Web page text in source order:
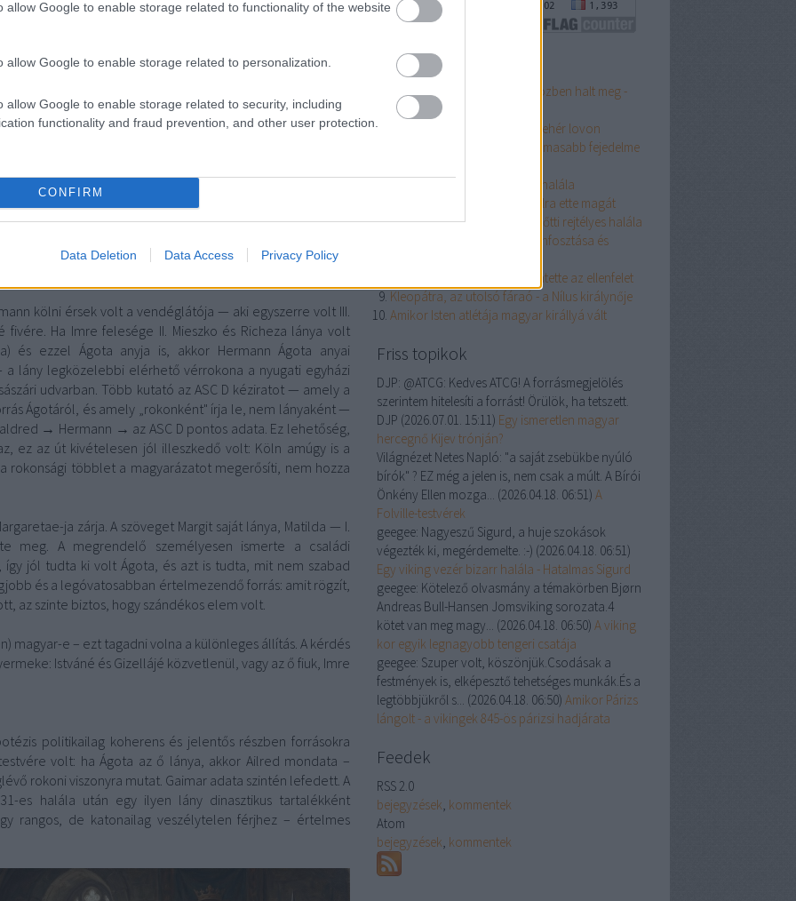
allow Google to enable storage related to functionality of the website
allow Google to enable storage related to personalization.
allow Google to enable storage related to security, including
functionality and fraud prevention, and other user protection.
CONFIRM
Data Deletion Data Access Privacy Policy
kölni érsek volt a vendéglátója — aki egyszerre volt III.
fivére. Ha Imre felesége II. Mieszko és Richeza lánya volt
és ezzel Ágota anyja is, akkor Hermann Ágota anyai
lány legközelebbi elérhető vérrokona a nyugati egyházi
udvarban. Több kutató az ASC D kéziratot — amely a
Ágotáról, és amely „rokonként" írja le, nem lányaként —
→ Hermann → az ASC D pontos adata. Ez lehetőség,
ez az út kivételesen jól illeszkedő volt: Köln amúgy is a
rokonsági többlet a magyarázatot megerősíti, nem hozza
ja zárja. A szöveget Margit saját lánya, Matilda — I.
meg. A megrendelő személyesen ismerte a családi
így jól tudta ki volt Ágota, és azt is tudta, mit nem szabad
és a legóvatosabban értelmezendő forrás: amit rögzít,
az szinte biztos, hogy szándékos elem volt.
magyar-e – ezt tagadni volna a különleges állítás. A kérdés
Istváné és Gizellájé közvetlenül, vagy az ő fiuk, Imre
politikailag koherens és jelentős részben forrásokra
volt: ha Ágota az ő lánya, akkor Ailred mondata –
rokoni viszonyra mutat. Gaimar adata szintén lefedett. A
es halála után egy ilyen lány dinasztikus tartalékként
rangos, de katonailag veszélytelen férjhez – értelmes
Top 10
A pápa, aki a paráznaság közben halt meg -
XII. János
Lady Godiva - nemes hölgy fehér lovon
Nagy Lajos, "a világ leghatalmasabb fejedelme
A törökverő Hunyadi János halála
A király aki (szó szerint) halálra ette magát
Imre herceg és 990 évvel ezelőtti rejtélyes halála
Ibrahim - az őrült szultán trónfosztása és
Aki már jelenlétével is elrettentette az ellenfelet
Kleopátra, az utolsó fáraó - a Nílus királynője
Amikor Isten atlétája magyar királlyá vált
Friss topikok
DJP: @ATCG: Kedves ATCG! A forrásmegjelölés
szerintem hitelesíti a forrást! Örülök, ha tetszett.
DJP (2026.07.01. 15:11) Egy ismeretlen magyar
hercegnő Kijev trónján?
Világnézet Netes Napló: "a saját zsebükbe nyúló
bírók" ? EZ még a jelen is, nem csak a múlt. A Bírói
Önkény Ellen mozga... (2026.04.18. 06:51) A
Folville-testvérek
geegee: Nagyeszű Sigurd, a huje szokások
végezték ki, megérdemelte. :-) (2026.04.18. 06:51)
Egy viking vezér bizarr halála - Hatalmas Sigurd
geegee: Kötelező olvasmány a témakörben Bjørn
Andreas Bull-Hansen Jomsviking sorozata.4
kötet van meg magy... (2026.04.18. 06:50) A viking
kor egyik legnagyobb tengeri csatája
geegee: Szuper volt, köszönjük.Csodásak a
festmények is, elképesztő tehetséges munkák.És a
legtöbbjükről s... (2026.04.18. 06:50) Amikor Párizs
lángolt - a vikingek 845-ös párizsi hadjárata
Feedek
RSS 2.0
bejegyzések, kommentek
Atom
bejegyzések, kommentek